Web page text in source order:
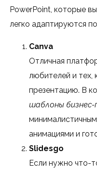
PowerPoint, которые
легко адаптируются
Canva
Отличная
любителей и тех,
презентацию. В
шаблоны бизнес-
анимациями и
Slidesgo
Если нужно что-